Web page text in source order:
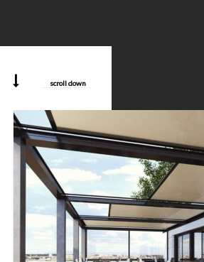
scroll down